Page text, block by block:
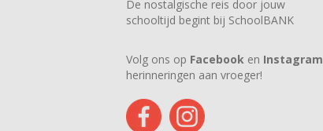
De nostalgische reis door jouw
schooltijd begint bij SchoolBANK
Volg ons op Facebook en Instagram
herinneringen aan vroeger!